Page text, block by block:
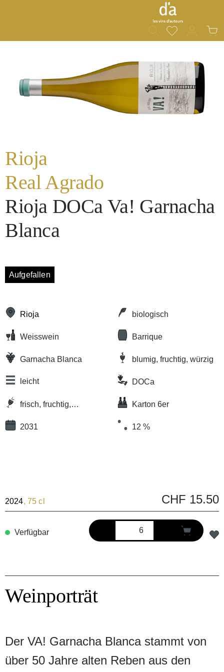
Du hast 0
Bildergalerie überspringen
Rioja
Real Agrado
Rioja DOCa Va! Garnacha
Blanca
Aufgefallen
Rioja biologisch
Weisswein Barrique
Garnacha Blanca blumig, fruchtig, würzig
leicht DOCa
frisch, fruchtig,
Karton 6er
2031 12 %
2024, 75 cl CHF 15.50
Verfügbar
Weinporträt
Der VA! Garnacha Blanca stammt von
über 50 Jahre alten Reben aus den